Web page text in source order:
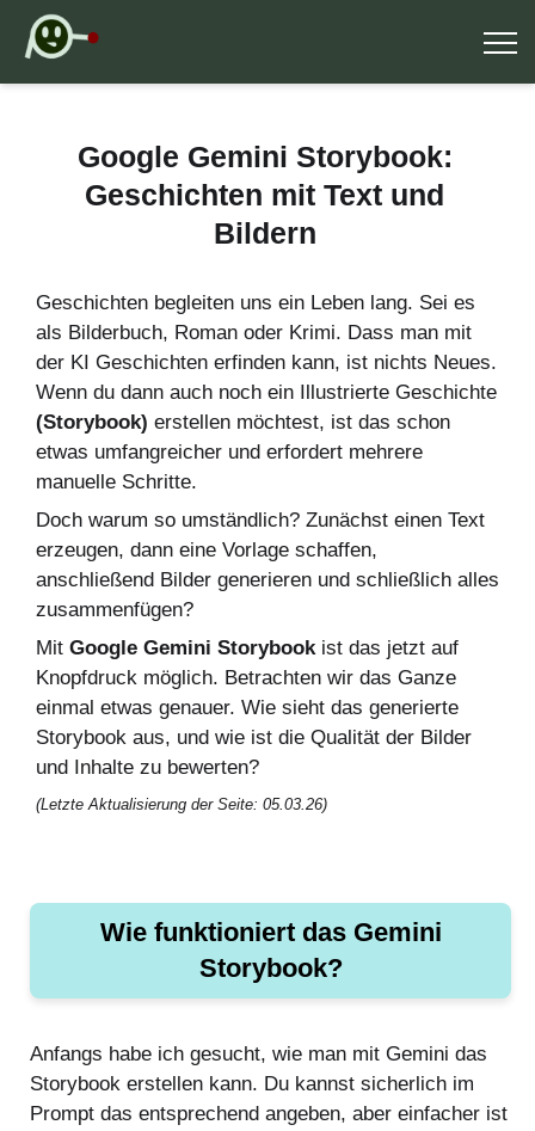
Google Gemini Storybook:
Geschichten mit Text und
Bildern
Geschichten begleiten uns ein Leben lang. Sei es
als Bilderbuch, Roman oder Krimi. Dass man mit
der KI Geschichten erfinden kann, ist nichts Neues.
Wenn du dann auch noch ein Illustrierte Geschichte
(Storybook) erstellen möchtest, ist das schon
etwas umfangreicher und erfordert mehrere
manuelle Schritte.
Doch warum so umständlich? Zunächst einen Text
erzeugen, dann eine Vorlage schaffen,
anschließend Bilder generieren und schließlich alles
zusammenfügen?
Mit Google Gemini Storybookist das jetzt auf
Knopfdruck möglich. Betrachten wir das Ganze
einmal etwas genauer. Wie sieht das generierte
Storybook aus, und wie ist die Qualität der Bilder
und Inhalte zu bewerten?
(Letzte Aktualisierung der Seite: 05.03.26)
Wie funktioniert das Gemini
Storybook?
Anfangs habe ich gesucht, wie man mit Gemini das
Storybook erstellen kann. Du kannst sicherlich im
Prompt das entsprechend angeben, aber einfacher ist